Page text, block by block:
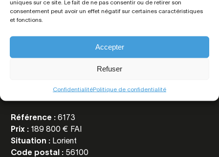
uniques sur ce site. Le fait de ne pas consentir ou de retirer son
consentement peut avoir un effet négatif sur certaines caractéristiques
et fonctions.
Accepter
Refuser
ConfidentialitéPolitique de confidentialité
Toutes lesinformations
Référence :6173
Prix : 189 800 € FAI
Situation : Lorient
Code postal : 56100